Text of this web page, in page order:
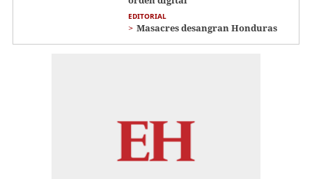
EDITORIAL
Masacres desangran Honduras